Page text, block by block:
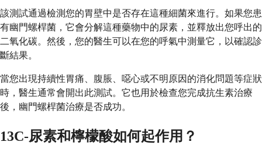
該測試通過檢測您的胃壁中是否存在這種細菌來進行。如果您患
有幽門螺桿菌，它會分解這種藥物中的尿素，並釋放出您呼出的
二氧化碳。然後，您的醫生可以在您的呼氣中測量它，以確認診
斷結果。
當您出現持續性胃痛、腹脹、噁心或不明原因的消化問題等症狀
時，醫生通常會開出此測試。它也用於檢查您完成抗生素治療
後，幽門螺桿菌治療是否成功。
13C-尿素和檸檬酸如何起作用？